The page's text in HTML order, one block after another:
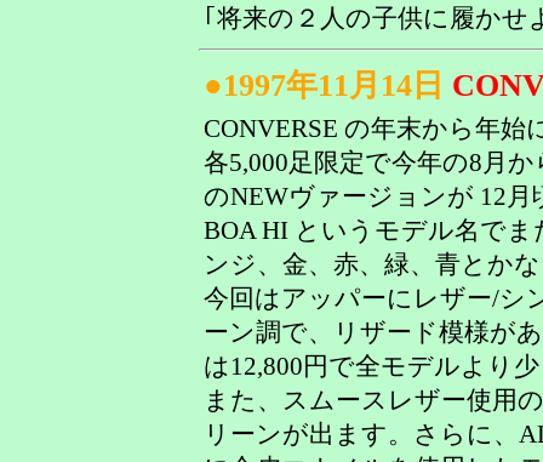
｢将来の２人の子供に履か
●1997年11月14日
CONVERSE の年末から年
各5,000足限定で今年の8月
のNEWヴァージョンが 12月
BOA HI というモデル名で
ンジ、金、赤、緑、青とか
今回はアッパーにレザー/シ
ーン調で、リザード模様が
は12,800円で全モデルより
また、スムースレザー使用
リーンが出ます。さらに、